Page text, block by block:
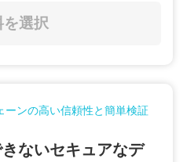
を選択
ーンの高い信頼性と簡単検証
ないセキュアなデ